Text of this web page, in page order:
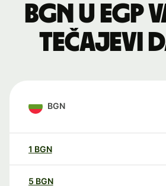
BGN u EGP
tečajevi
BGN
1 BGN
5 BGN